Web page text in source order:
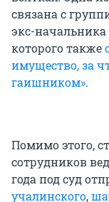
связана с
экс-начальника
которого также
имущество, за
гаишником».
Помимо этого,
сотрудников
года под суд
учалинского,